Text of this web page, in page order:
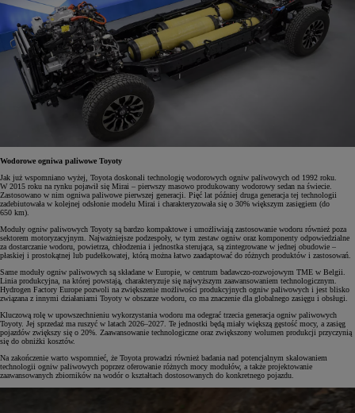
Wodorowe ogniwa paliwowe Toyoty
Jak już wspomniano wyżej, Toyota doskonali technologię wodorowych ogniw paliwowych od 1992 roku.
W 2015 roku na rynku pojawił się Mirai – pierwszy masowo produkowany wodorowy sedan na świecie.
Zastosowano w nim ogniwa paliwowe pierwszej generacji. Pięć lat później druga generacja tej technologii
zadebiutowała w kolejnej odsłonie modelu Mirai i charakteryzowała się o 30% większym zasięgiem (do
650 km).
Moduły ogniw paliwowych Toyoty są bardzo kompaktowe i umożliwiają zastosowanie wodoru również poza
sektorem motoryzacyjnym. Najważniejsze podzespoły, w tym zestaw ogniw oraz komponenty odpowiedzialne
za dostarczanie wodoru, powietrza, chłodzenia i jednostka sterująca, są zintegrowane w jednej obudowie –
płaskiej i prostokątnej lub pudełkowatej, którą można łatwo zaadaptować do różnych produktów i zastosowań.
Same moduły ogniw paliwowych są składane w Europie, w centrum badawczo-rozwojowym TME w Belgii.
Linia produkcyjna, na której powstają, charakteryzuje się najwyższym zaawansowaniem technologicznym.
Hydrogen Factory Europe pozwoli na zwiększenie możliwości produkcyjnych ogniw paliwowych i jest blisko
związana z innymi działaniami Toyoty w obszarze wodoru, co ma znaczenie dla globalnego zasięgu i obsługi.
Kluczową rolę w upowszechnieniu wykorzystania wodoru ma odegrać trzecia generacja ogniw paliwowych
Toyoty. Jej sprzedaż ma ruszyć w latach 2026–2027. Te jednostki będą miały większą gęstość mocy, a zasięg
pojazdów zwiększy się o 20%. Zaawansowanie technologiczne oraz zwiększony wolumen produkcji przyczynią
się do obniżki kosztów.
Na zakończenie warto wspomnieć, że Toyota prowadzi również badania nad potencjalnym skalowaniem
technologii ogniw paliwowych poprzez oferowanie różnych mocy modułów, a także projektowanie
zaawansowanych zbiorników na wodór o kształtach dostosowanych do konkretnego pojazdu.